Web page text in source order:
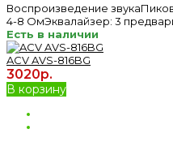
Воспроизведение
4-8 ОмЭквалайзер: 3
Есть в наличии
ACV AVS-816BG
3020р.
В корзину